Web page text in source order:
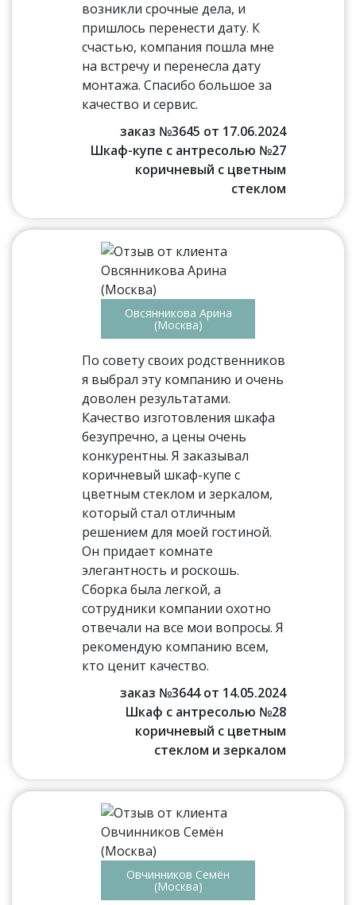
возникли срочные дела, и
пришлось перенести дату. К
счастью, компания пошла мне
на встречу и перенесла дату
монтажа. Спасибо большое за
качество и сервис.
заказ №3645 от 17.06.2024
Шкаф-купе с антресолью №27
коричневый с цветным
стеклом
Овсянникова Арина
(Москва)
По совету своих родственников
я выбрал эту компанию и очень
доволен результатами.
Качество изготовления шкафа
безупречно, а цены очень
конкурентны. Я заказывал
коричневый шкаф-купе с
цветным стеклом и зеркалом,
который стал отличным
решением для моей гостиной.
Он придает комнате
элегантность и роскошь.
Сборка была легкой, а
сотрудники компании охотно
отвечали на все мои вопросы. Я
рекомендую компанию всем,
кто ценит качество.
заказ №3644 от 14.05.2024
Шкаф с антресолью №28
коричневый с цветным
стеклом и зеркалом
Овчинников Семён
(Москва)